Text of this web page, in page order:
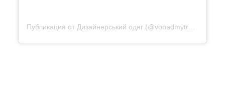
Публикация от Дизайнерський одяг (@vonadmytra_videotour)